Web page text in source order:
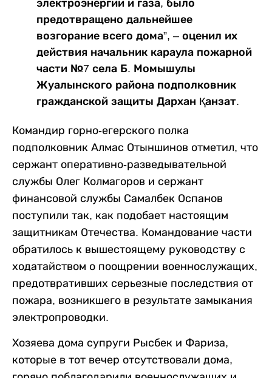
электроэнергии и газа, было
предотвращено дальнейшее
возгорание всего дома”, – оценил их
действия начальник караула пожарной
части №7 села Б. Момышулы
Жуалынского района подполковник
гражданской защиты Дархан Қанзат.
Командир горно-егерского полка
подполковник Алмас Отыншинов отметил, что
сержант оперативно-разведывательной
службы Олег Колмагоров и сержант
финансовой службы Самалбек Оспанов
поступили так, как подобает настоящим
защитникам Отечества. Командование части
обратилось к вышестоящему руководству с
ходатайством о поощрении военнослужащих,
предотвративших серьезные последствия от
пожара, возникшего в результате замыкания
электропроводки.
Хозяева дома супруги Рысбек и Фариза,
которые в тот вечер отсутствовали дома,